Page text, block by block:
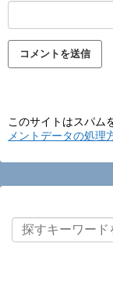
このサイトはスパム
メントデータの処理